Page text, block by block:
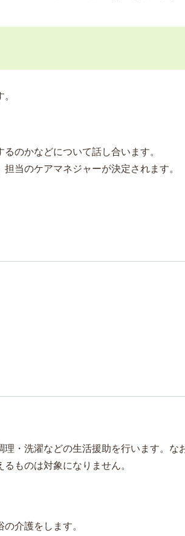
のかなどについて話し合います。
当のケアマネジャーが決定されます。
・洗濯などの生活援助を行います。な
ものは対象になりません。
介護をします。